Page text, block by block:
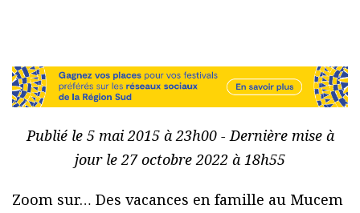
Publié le 5 mai 2015 à 23h00 - Dernière mise à
jour le 27 octobre 2022 à 18h55
Zoom sur… Des vacances en famille au Mucem